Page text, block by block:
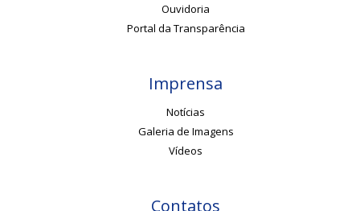
Ouvidoria
Portal da Transparência
Imprensa
Notícias
Galeria de Imagens
Vídeos
Contatos